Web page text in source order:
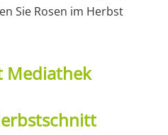
Sie Rosen im Herbst
Mediathek